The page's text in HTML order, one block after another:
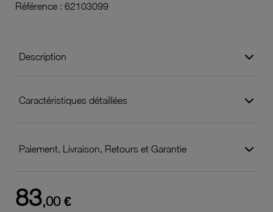
Référence : 62103099
Description
Caractéristiques détaillées
Paiement, Livraison, Retours et Garantie
83,00 €